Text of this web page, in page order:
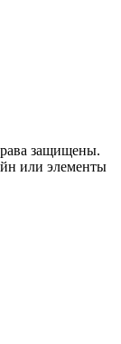
защищены.
или элементы